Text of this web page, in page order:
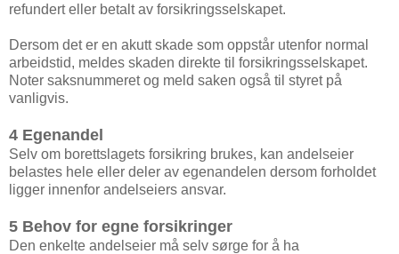
refundert eller betalt av forsikringsselskapet.
Dersom det er en akutt skade som oppstår utenfor normal
arbeidstid, meldes skaden direkte til forsikringsselskapet.
Noter saksnummeret og meld saken også til styret på
vanligvis.
4 Egenandel
Selv om borettslagets forsikring brukes, kan andelseier
belastes hele eller deler av egenandelen dersom forholdet
ligger innenfor andelseiers ansvar.
5 Behov for egne forsikringer
Den enkelte andelseier må selv sørge for å ha